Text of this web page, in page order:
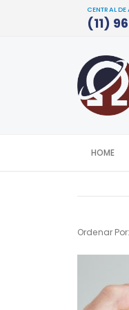
CENTRAL
(11)
HOME
Ordenar Por: